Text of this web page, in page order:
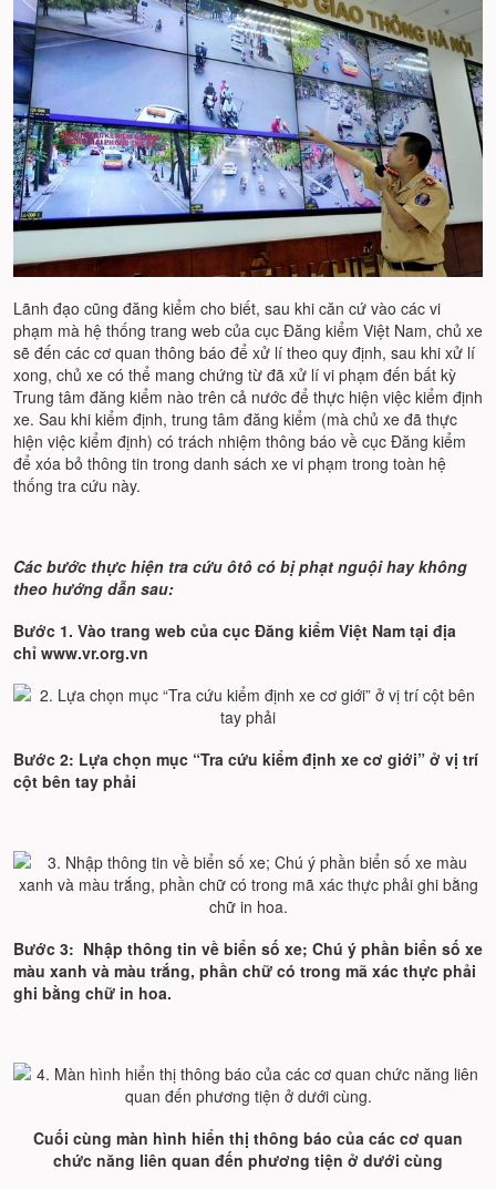
Lãnh đạo cũng đăng kiểm cho biết, sau khi căn cứ vào các vi
phạm mà hệ thống trang web của cục Đăng kiểm Việt Nam, chủ xe
sẽ đến các cơ quan thông báo để xử lí theo quy định, sau khi xử lí
xong, chủ xe có thể mang chứng từ đã xử lí vi phạm đến bất kỳ
Trung tâm đăng kiểm nào trên cả nước để thực hiện việc kiểm định
xe. Sau khi kiểm định, trung tâm đăng kiểm (mà chủ xe đã thực
hiện việc kiểm định) có trách nhiệm thông báo về cục Đăng kiểm
để xóa bỏ thông tin trong danh sách xe vi phạm trong toàn hệ
thống tra cứu này.
Các bước thực hiện tra cứu ôtô có bị phạt nguội hay không
theo hướng dẫn sau:
Bước 1. Vào trang web của cục Đăng kiểm Việt Nam tại địa
chỉ www.vr.org.vn
Bước 2: Lựa chọn mục “Tra cứu kiểm định xe cơ giới” ở vị trí
cột bên tay phải
Bước 3: Nhập thông tin về biển số xe; Chú ý phần biển số xe
màu xanh và màu trắng, phần chữ có trong mã xác thực phải
ghi bằng chữ in hoa.
Cuối cùng màn hình hiển thị thông báo của các cơ quan
chức năng liên quan đến phương tiện ở dưới cùng